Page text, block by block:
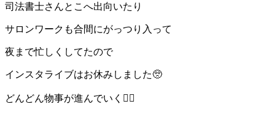
司法書士さんとこへ出向いたり
サロンワークも合間にがっつり入って
夜まで忙しくしてたので
インスタライブはお休みしました🥺
どんどん物事が進んでいく❤️‍🔥